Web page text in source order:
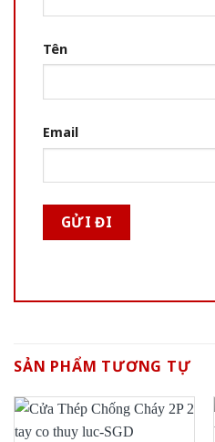
Tên
Email
SẢN PHẨM TƯƠNG TỰ